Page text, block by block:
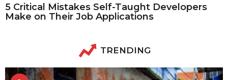
5 Critical Mistakes Self-Taught Developers
Make on Their Job Applications
TRENDING